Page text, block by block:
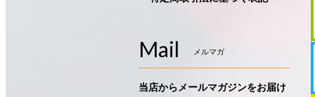
Mail メルマガ
当店からメールマガジンをお届け